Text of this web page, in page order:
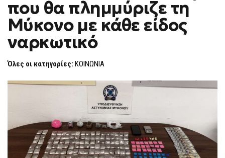
ΠΛΗΜΜΎΡΙΖΕ
ΤΗ
ΜΎΚΟΝΟ
ΝΑΡΚΩΤΙΚΌ
που θα πλημμύριζε τη
Μύκονο με κάθε είδος
ναρκωτικό
Όλες οι κατηγορίες: ΚΟΙΝΩΝΙΑ